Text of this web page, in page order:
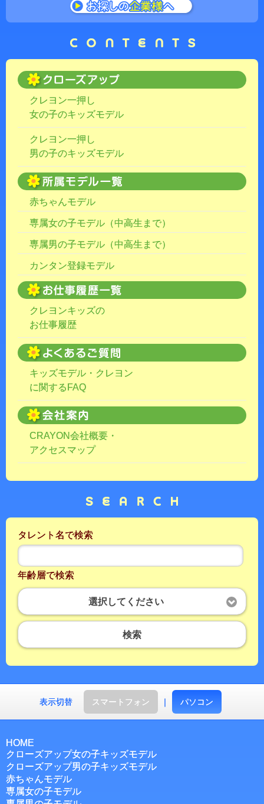
クレヨン一押し
女の子のキッズモデル
クレヨン一押し
男の子のキッズモデル
赤ちゃんモデル
専属女の子モデル（中高生まで）
専属男の子モデル（中高生まで）
カンタン登録モデル
クレヨンキッズの
お仕事履歴
キッズモデル・クレヨン
に関するFAQ
CRAYON会社概要・
アクセスマップ
タレント名で検索
年齢層で検索
選択してください
検索
表示切替 スマートフォン ｜ パソコン
HOME
クローズアップ女の子キッズモデル
クローズアップ男の子キッズモデル
赤ちゃんモデル
専属女の子モデル